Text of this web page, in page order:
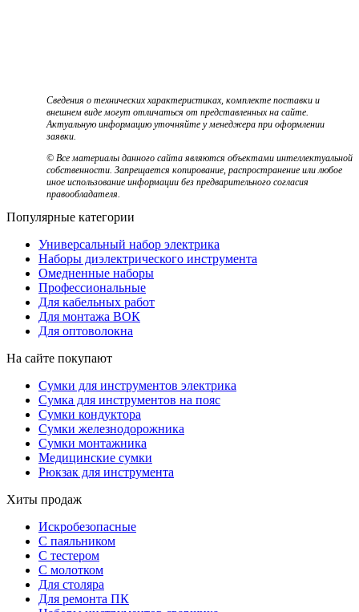
Сведения о технических характеристиках, комплекте поставки и
внешнем виде могут отличаться от представленных на сайте.
Актуальную информацию уточняйте у менеджера при оформлении
заявки.
© Все материалы данного сайта являются объектами интеллектуальной
собственности. Запрещается копирование, распространение или любое
иное использование информации без предварительного согласия
правообладателя.
Популярные категории
Универсальный набор электрика
Наборы диэлектрического инструмента
Омедненные наборы
Профессиональные
Для кабельных работ
Для монтажа ВОК
Для оптоволокна
На сайте покупают
Сумки для инструментов электрика
Сумка для инструментов на пояс
Сумки кондуктора
Сумки железнодорожника
Сумки монтажника
Медицинские сумки
Рюкзак для инструмента
Хиты продаж
Искробезопасные
С паяльником
С тестером
С молотком
Для столяра
Для ремонта ПК